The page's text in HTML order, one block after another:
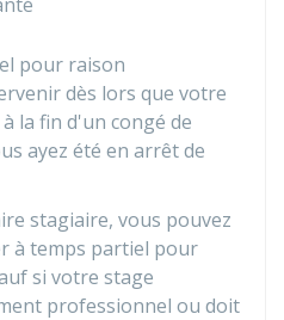
pour raison
dès lors que votre
la fin d'un congé de
ayez été en arrêt de
stagiaire, vous pouvez
à temps partiel pour
si votre stage
professionnel ou doit